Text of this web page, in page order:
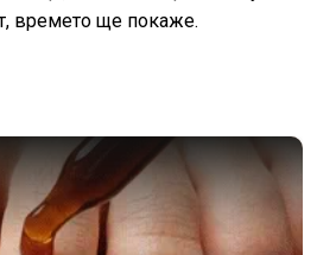
времето ще покаже.